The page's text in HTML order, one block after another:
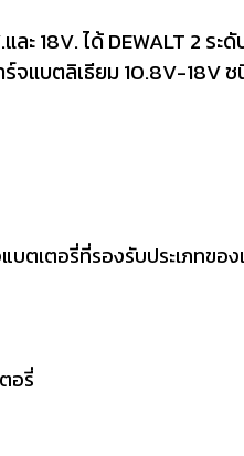
ะ 18V. ได้ DEWALT 2 ระ
จแบตลิเธียม 10.8V-18V
ตเตอรี่ที่รองรับประเภทขอ
อรี่